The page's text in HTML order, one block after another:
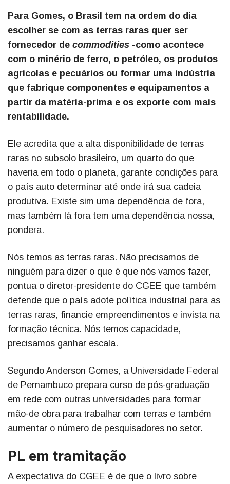
Para Gomes, o Brasil tem na ordem do dia
escolher se com as terras raras quer ser
fornecedor de commodities -como acontece
com o minério de ferro, o petróleo, os produtos
agrícolas e pecuários ou formar uma indústria
que fabrique componentes e equipamentos a
partir da matéria-prima e os exporte com mais
rentabilidade.
Ele acredita que a alta disponibilidade de terras
raras no subsolo brasileiro, um quarto do que
haveria em todo o planeta, garante condições para
o país auto determinar até onde irá sua cadeia
produtiva. Existe sim uma dependência de fora,
mas também lá fora tem uma dependência nossa,
pondera.
Nós temos as terras raras. Não precisamos de
ninguém para dizer o que é que nós vamos fazer,
pontua o diretor-presidente do CGEE que também
defende que o país adote política industrial para as
terras raras, financie empreendimentos e invista na
formação técnica. Nós temos capacidade,
precisamos ganhar escala.
Segundo Anderson Gomes, a Universidade Federal
de Pernambuco prepara curso de pós-graduação
em rede com outras universidades para formar
mão-de obra para trabalhar com terras e também
aumentar o número de pesquisadores no setor.
PL em tramitação
A expectativa do CGEE é de que o livro sobre